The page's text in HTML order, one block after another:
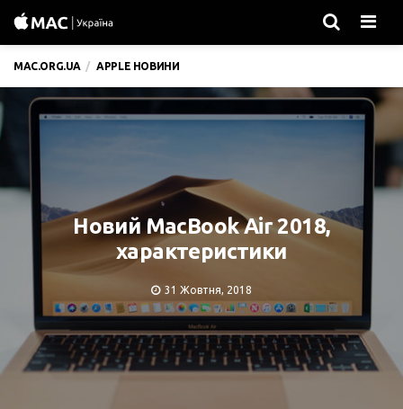
MAC.ORG.UA APPLE НОВИНИ
Новий MacBook Air 2018,
характеристики
31 Жовтня, 2018